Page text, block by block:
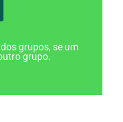
grupos, se um
grupo.